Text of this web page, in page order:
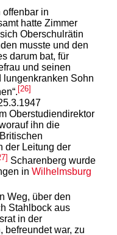
in
hatte Zimmer
Oberschulrätin
musste und den
darum bat, für
und seinen
lungenkranken Sohn
[26]
Oberstudiendirektor
ihn die
der Leitung der
Scharenberg wurde
in Wilhelmsburg
Weg, über den
Stahlbock aus
in der
befreundet war, zu